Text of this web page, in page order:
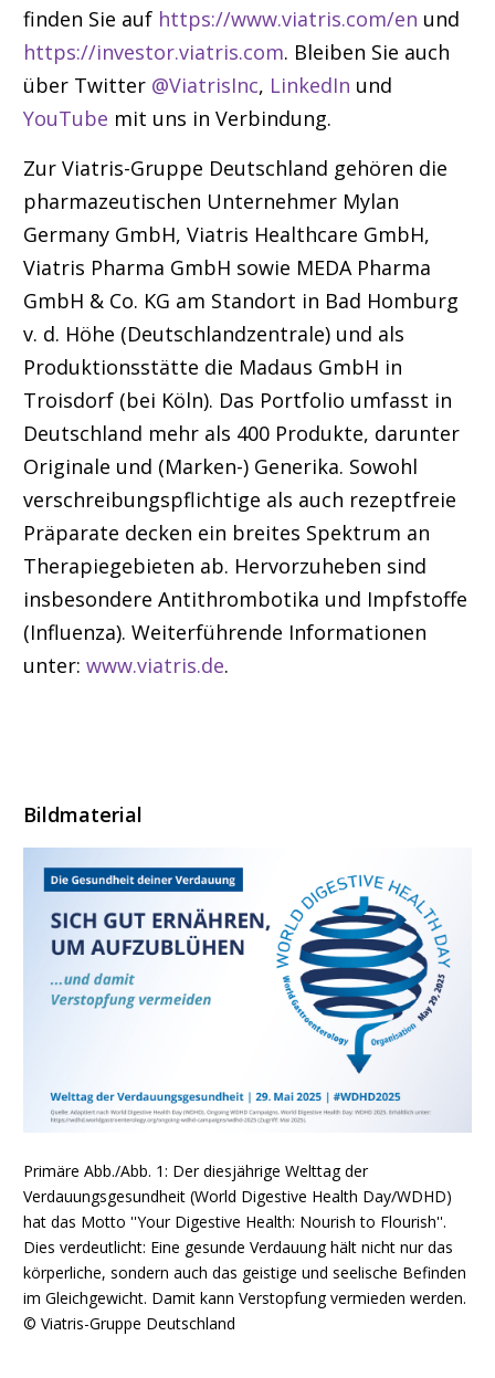
finden Sie auf https://www.viatris.com/en und
https://investor.viatris.com. Bleiben Sie auch
über Twitter @ViatrisInc, LinkedIn und
YouTube mit uns in Verbindung.
Zur Viatris-Gruppe Deutschland gehören die
pharmazeutischen Unternehmer Mylan
Germany GmbH, Viatris Healthcare GmbH,
Viatris Pharma GmbH sowie MEDA Pharma
GmbH & Co. KG am Standort in Bad Homburg
v. d. Höhe (Deutschlandzentrale) und als
Produktionsstätte die Madaus GmbH in
Troisdorf (bei Köln). Das Portfolio umfasst in
Deutschland mehr als 400 Produkte, darunter
Originale und (Marken-) Generika. Sowohl
verschreibungspflichtige als auch rezeptfreie
Präparate decken ein breites Spektrum an
Therapiegebieten ab. Hervorzuheben sind
insbesondere Antithrombotika und Impfstoffe
(Influenza). Weiterführende Informationen
unter: www.viatris.de.
Bildmaterial
Primäre Abb./Abb. 1: Der diesjährige Welttag der
Verdauungsgesundheit (World Digestive Health Day/WDHD)
hat das Motto ''Your Digestive Health: Nourish to Flourish''.
Dies verdeutlicht: Eine gesunde Verdauung hält nicht nur das
körperliche, sondern auch das geistige und seelische Befinden
im Gleichgewicht. Damit kann Verstopfung vermieden werden.
© Viatris-Gruppe Deutschland